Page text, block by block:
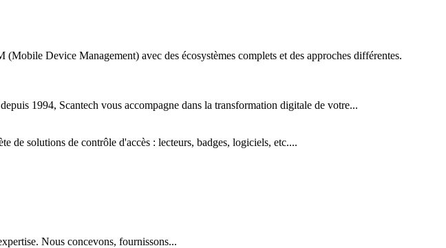
Device Management) avec des écosystèmes complets et des approches différentes.
1994, Scantech vous accompagne dans la transformation digitale de votre...
de solutions de contrôle d'accès : lecteurs, badges, logiciels, etc....
Nous concevons, fournissons...